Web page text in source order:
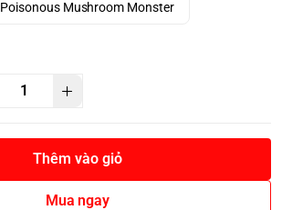
Poisonous Mushroom Monster
Thêm vào giỏ
Mua ngay